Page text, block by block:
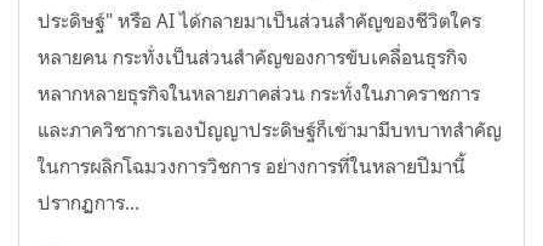
ประดิษฐ์" หรือ AI ได้กลายมาเป็นส่วนสำคัญของชีวิตใคร
หลายคน กระทั่งเป็นส่วนสำคัญของการขับเคลื่อนธุรกิจ
หลากหลายธุรกิจในหลายภาคส่วน กระทั่งในภาคราชการ
และภาควิชาการเองปัญญาประดิษฐ์ก็เข้ามามีบทบาทสำคัญ
ในการผลิกโฉมวงการวิชการ อย่างการที่ในหลายปีมานี้
ปรากฏการ...